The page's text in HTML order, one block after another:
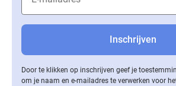
Door te klikken op inschrijven geef je
om je naam en e-mailadres te verwerken voor